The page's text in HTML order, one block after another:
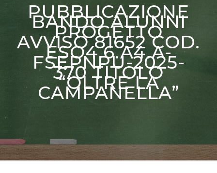
PUBBLICAZIONE
BANDO ALUNNI
PROGETTO
AVVISO 81652 COD.
ESO4.6.A4.A-
FSEPNPU-2025-
370 TITOLO
“OLTRE LA
CAMPANELLA”